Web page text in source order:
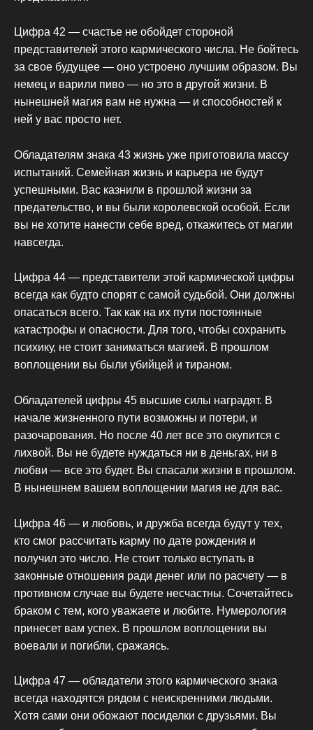
Цифра 42 — счастье не обойдет стороной
представителей этого кармического числа. Не бойтесь
за свое будущее — оно устроено лучшим образом. Вы
немец и варили пиво — но это в другой жизни. В
нынешней магия вам не нужна — и способностей к
ней у вас просто нет.
Обладателям знака 43 жизнь уже приготовила массу
испытаний. Семейная жизнь и карьера не будут
успешными. Вас казнили в прошлой жизни за
предательство, и вы были королевской особой. Если
вы не хотите нанести себе вред, откажитесь от магии
навсегда.
Цифра 44 — представители этой кармической цифры
всегда как будто спорят с самой судьбой. Они должны
опасаться всего. Так как на их пути постоянные
катастрофы и опасности. Для того, чтобы сохранить
психику, не стоит заниматься магией. В прошлом
воплощении вы были убийцей и тираном.
Обладателей цифры 45 высшие силы наградят. В
начале жизненного пути возможны и потери, и
разочарования. Но после 40 лет все это окупится с
лихвой. Вы не будете нуждаться ни в деньгах, ни в
любви — все это будет. Вы спасали жизни в прошлом.
В нынешнем вашем воплощении магия не для вас.
Цифра 46 — и любовь, и дружба всегда будут у тех,
кто смог рассчитать карму по дате рождения и
получил это число. Не стоит только вступать в
законные отношения ради денег или по расчету — в
противном случае вы будете несчастны. Сочетайтесь
браком с тем, кого уважаете и любите. Нумерология
принесет вам успех. В прошлом воплощении вы
воевали и погибли, сражаясь.
Цифра 47 — обладатели этого кармического знака
всегда находятся рядом с неискренними людьми.
Хотя сами они обожают посиделки с друзьями. Вы